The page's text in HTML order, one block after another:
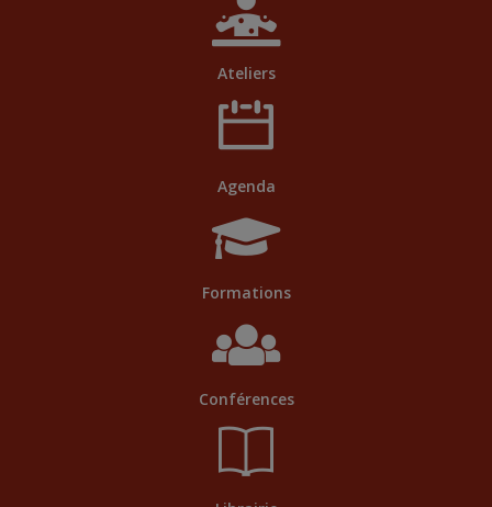
Ateliers
Agenda
Formations
Conférences